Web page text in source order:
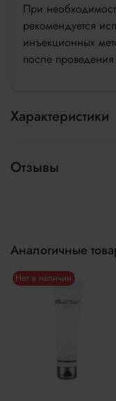
При
рекомендуется
инъекционных
после
Характеристики
Отзывы
Аналогичные
Нет в наличии